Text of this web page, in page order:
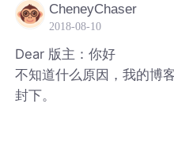
CheneyChaser
2018-08-10
Dear 版主：你好
不知道什么原因，我的博
封下。